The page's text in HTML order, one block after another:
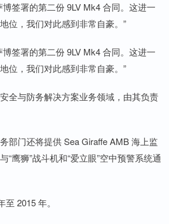
签署的第二份 9LV Mk4 合同。这进一
位，我们对此感到非常自豪。”
签署的第二份 9LV Mk4 合同。这进一
位，我们对此感到非常自豪。”
全与防务解决方案业务领域，由其负责
部门还将提供 Sea Giraffe AMB 海上监
“鹰狮”战斗机和“爱立眼”空中预警系统通
2015 年。